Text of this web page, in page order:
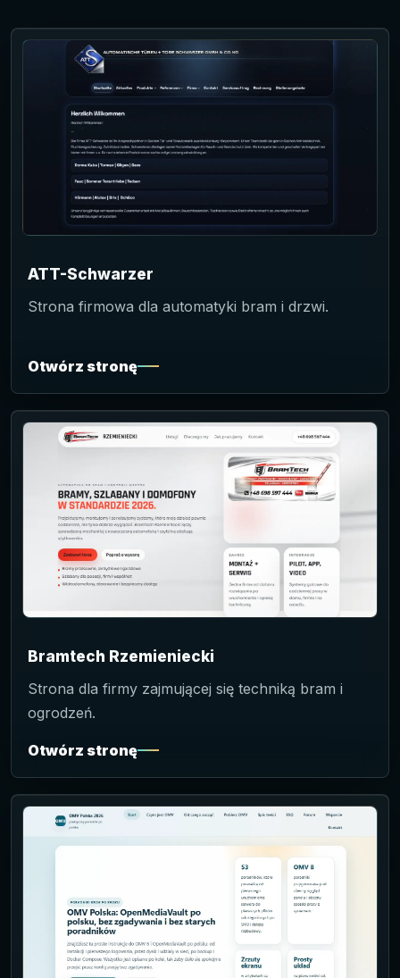
ATT-Schwarzer
Strona firmowa dla automatyki bram i drzwi.
Otwórz stronę
Bramtech Rzemieniecki
Strona dla firmy zajmującej się techniką bram i
ogrodzeń.
Otwórz stronę